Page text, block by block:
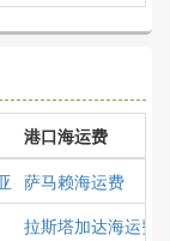
港口海运费
萨马赖海运费
拉斯塔加达海运费